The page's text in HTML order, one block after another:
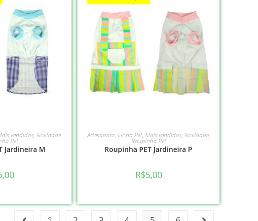
vendidos, Novidade,
Pet
Jardineira M
VER OPÇÕES
Artesanato, Linha Pet, Mais vendidos, Novidade,
Roupinha Pet
Roupinha PET Jardineira P
R$5,00